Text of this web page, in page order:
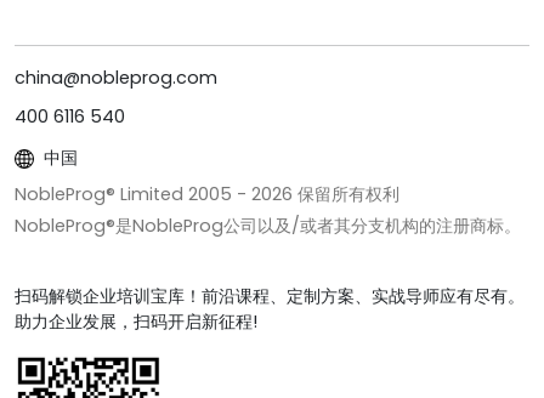
china@nobleprog.com
400 6116 540
中国
NobleProg® Limited 2005 - 2026 保留所有权利
NobleProg®是NobleProg公司以及/或者其分支机构的注册商标。
扫码解锁企业培训宝库！前沿课程、定制方案、实战导师应有尽有。
助力企业发展，扫码开启新征程!